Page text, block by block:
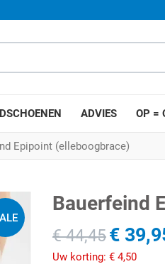
ADVIES OP =
Epipoint (elleboogbrace)
Bauerfeind
€ 44,45€
Uw korting: € 4,50